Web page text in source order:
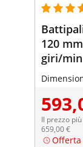
120
giri/min
Il prezzo
659,00 €